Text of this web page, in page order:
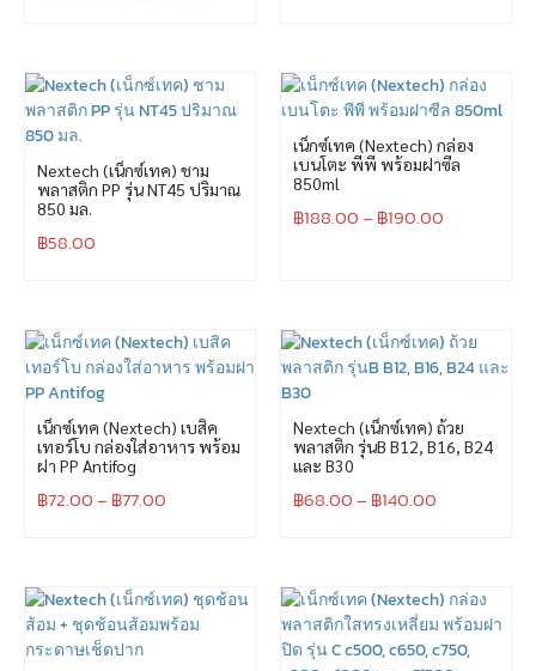
Nextech (เน็กซ์เทค) ชาม
พลาสติก PP รุ่น NT45 ปริมาณ
850 มล.
฿58.00
เน็กซ์เทค (Nextech) กล่อง
เบนโตะ พีพี พร้อมฝาซีล
850ml
฿188.00– ฿190.00
เน็กซ์เทค (Nextech) เบสิค
เทอร์โบ กล่องใส่อาหาร พร้อม
ฝา PP Antifog
฿72.00– ฿77.00
Nextech (เน็กซ์เทค) ถ้วย
พลาสติก รุ่นB B12, B16, B24
และ B30
฿68.00– ฿140.00